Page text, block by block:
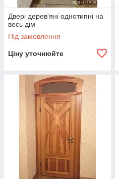
Двері дерев'яні однотипні на
весь дім
Під замовлення
Ціну уточнюйте